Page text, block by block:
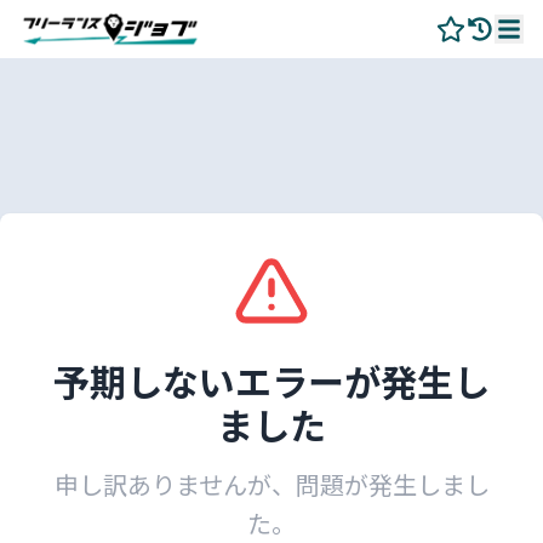
予期しないエラーが発生し
ました
申し訳ありませんが、問題が発生しまし
た。